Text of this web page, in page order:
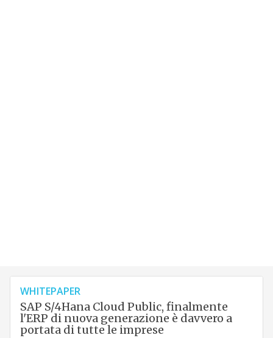
WHITEPAPER
SAP S/4Hana Cloud Public, finalmente
l'ERP di nuova generazione è davvero a
portata di tutte le imprese